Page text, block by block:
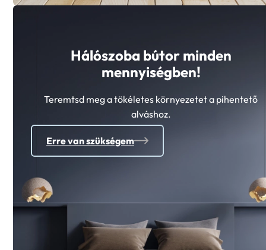
Hálószoba bútor minden
mennyiségben!
Teremtsd meg a tökéletes környezetet a pihentető
alváshoz.
Erre van szükségem